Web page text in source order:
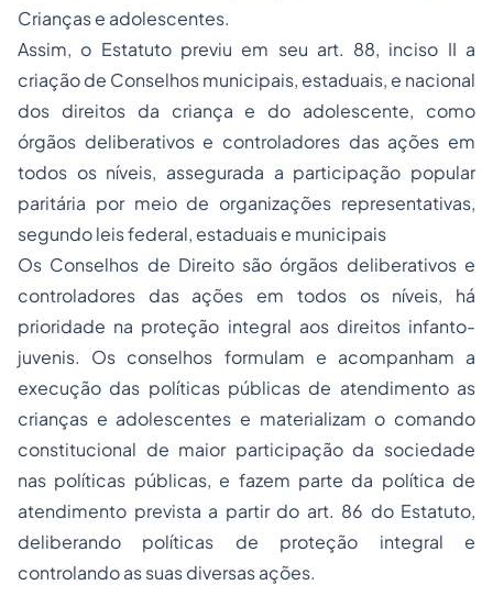
Crianças e adolescentes.
Assim, o Estatuto previu em seu art. 88, inciso II a
criação de Conselhos municipais, estaduais, e nacional
dos direitos da criança e do adolescente, como
órgãos deliberativos e controladores das ações em
todos os níveis, assegurada a participação popular
paritária por meio de organizações representativas,
segundo leis federal, estaduais e municipais
Os Conselhos de Direito são órgãos deliberativos e
controladores das ações em todos os níveis, há
prioridade na proteção integral aos direitos infanto-
juvenis. Os conselhos formulam e acompanham a
execução das políticas públicas de atendimento as
crianças e adolescentes e materializam o comando
constitucional de maior participação da sociedade
nas políticas públicas, e fazem parte da política de
atendimento prevista a partir do art. 86 do Estatuto,
deliberando políticas de proteção integral e
controlando as suas diversas ações.